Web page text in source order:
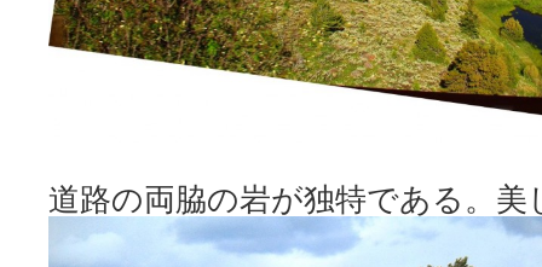
道路の両脇の岩が独特である。美